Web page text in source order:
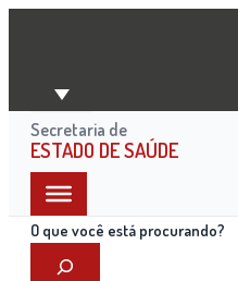
Ir
conteúdo
Secretaria de
ESTADO DE SAÚDE
O que você está procurando?